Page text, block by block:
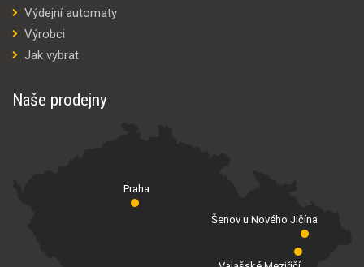
Výdejní automaty
Výrobci
Jak vybrat
Naše prodejny
Praha
Šenov u Nového Jičína